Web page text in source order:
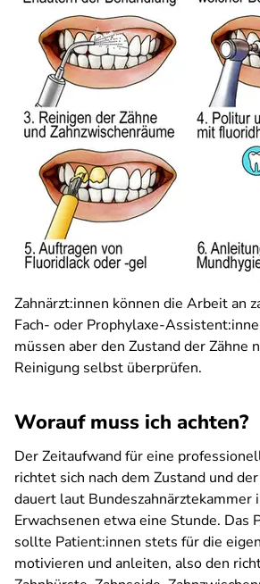
Zahnärzt:innen können die Arbeit an
Fach- oder Prophylaxe-
müssen aber den Zustand der Zähne
Reinigung selbst überprüfen.
Worauf muss ich achten?
Der Zeitaufwand für eine
richtet sich nach dem Zustand und
dauert laut Bundeszahnärztekammer
Erwachsenen etwa eine Stunde. Das
sollte Patient:innen stets für die
motivieren und anleiten, also den